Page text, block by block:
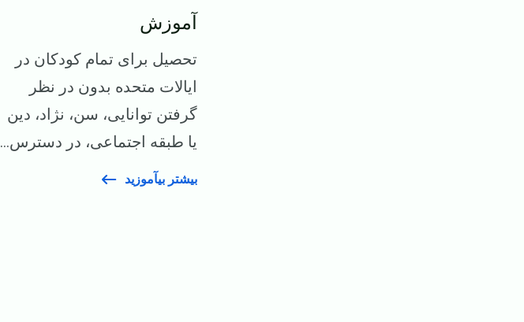
آموزش
تحصیل برای تمام کودکان در
ایالات متحده بدون در نظر
گرفتن توانایی، سن، نژاد، دین
یا طبقه اجتماعی، در دسترس...
بیشتر بیآموزید